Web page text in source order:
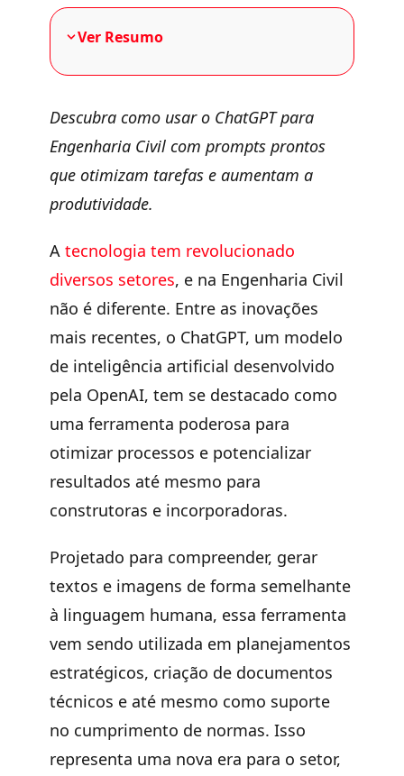
Ver Resumo
Descubra como usar o ChatGPT para
Engenharia Civil com prompts prontos
que otimizam tarefas e aumentam a
produtividade.
A tecnologia tem revolucionado
diversos setores, e na Engenharia Civil
não é diferente. Entre as inovações
mais recentes, o ChatGPT, um modelo
de inteligência artificial desenvolvido
pela OpenAI, tem se destacado como
uma ferramenta poderosa para
otimizar processos e potencializar
resultados até mesmo para
construtoras e incorporadoras.
Projetado para compreender, gerar
textos e imagens de forma semelhante
à linguagem humana, essa ferramenta
vem sendo utilizada em planejamentos
estratégicos, criação de documentos
técnicos e até mesmo como suporte
no cumprimento de normas. Isso
representa uma nova era para o setor,